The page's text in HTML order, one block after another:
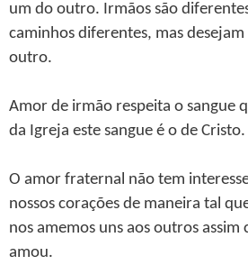
um do outro. Irmãos são
caminhos diferentes, mas
outro.
Amor de irmão respeita o sangue
da Igreja este sangue é o de Cristo.
O amor fraternal não tem
nossos corações de maneira tal
nos amemos uns aos outros assim
amou.